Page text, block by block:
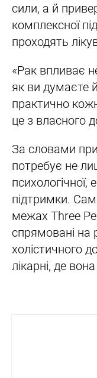
сили, а й
комплексної
проходять
«Рак впливає
як ви думаєте
практично
це з власного
За словами
потребує не
психологічної,
підтримки.
межах Three
спрямовані на
холістичного
лікарні, де